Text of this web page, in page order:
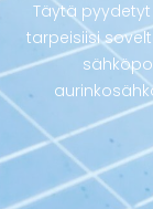
Täytä
tarpeisiisi